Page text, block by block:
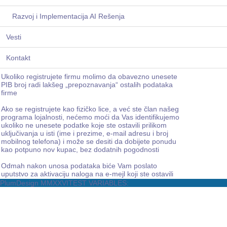
Razvoj i Implementacija AI Rešenja
Vesti
Kontakt
Prijava za mejling listu
Obavezno popunite polja naznačena zvezdicom (*)
Ukoliko registrujete firmu molimo da obavezno unesete
PIB broj radi lakšeg „prepoznavanja“ ostalih podataka
firme
Ako se registrujete kao fizičko lice, a već ste član našeg
programa lojalnosti, nećemo moći da Vas identifikujemo
ukoliko ne unesete podatke koje ste ostavili prilikom
uključivanja u isti (ime i prezime, e-mail adresu i broj
mobilnog telefona) i može se desiti da dobijete ponudu
kao potpuno nov kupac, bez dodatnih pogodnosti
Odmah nakon unosa podataka biće Vam poslato
uputstvo za aktivaciju naloga na e-mejl koji ste ostavili
Uslovi
PlumDesign MMXXVITEST VARIABLES: